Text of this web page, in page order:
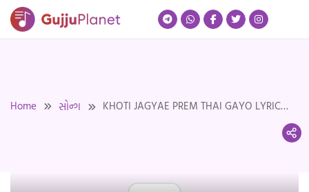
Skip
Home સોન્ગ
KHOTI JAGYAE PREM THAI GAYO LYRICS |